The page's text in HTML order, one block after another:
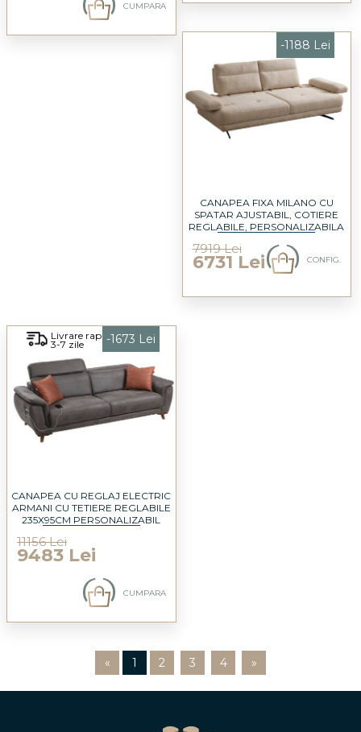
CUMPARA
-1188 Lei
CANAPEA FIXA MILANO CU
SPATAR AJUSTABIL, COTIERE
REGLABILE, PERSONALIZABILA
7919 Lei
6731 Lei CONFIG.
Livrare rapida
3-7 zile -1673 Lei
CANAPEA CU REGLAJ ELECTRIC
ARMANI CU TETIERE REGLABILE
235X95CM PERSONALIZABIL
11156 Lei
9483 Lei
CUMPARA
« 1 2 3 4 »